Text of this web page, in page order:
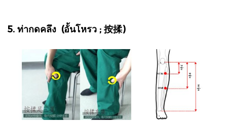
5. ท่ากดคลึง (อั้นโหรว ; 按揉)